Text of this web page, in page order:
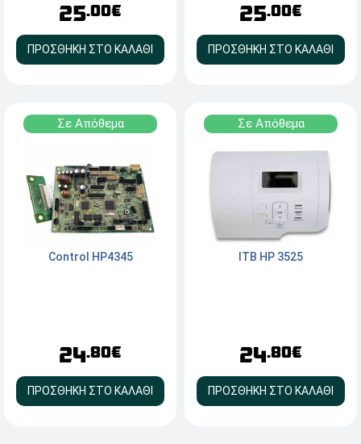
25.00€
ΠΡΟΣΘΗΚΗ ΣΤΟ ΚΑΛΑΘΙ
25.00€
ΠΡΟΣΘΗΚΗ ΣΤΟ ΚΑΛΑΘΙ
Σε Απόθεμα
Control HP4345
24.80€
ΠΡΟΣΘΗΚΗ ΣΤΟ ΚΑΛΑΘΙ
Σε Απόθεμα
ITB HP 3525
24.80€
ΠΡΟΣΘΗΚΗ ΣΤΟ ΚΑΛΑΘΙ